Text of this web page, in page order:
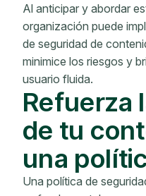
Al anticipar y abordar
organización puede
de seguridad de
minimice los riesgos y
usuario fluida.
Refuerza
de tu
una
Una política de